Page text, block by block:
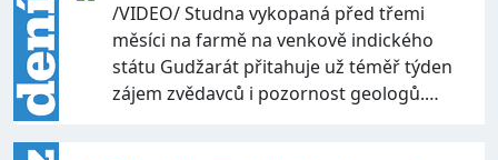
/VIDEO/ Studna vykopaná před třemi
měsíci na farmě na venkově indického
státu Gudžarát přitahuje už téměř týden
zájem zvědavců i pozornost geologů.…